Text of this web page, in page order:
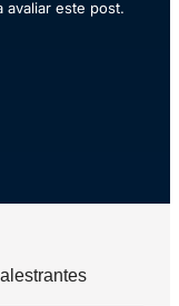
avaliar este post.